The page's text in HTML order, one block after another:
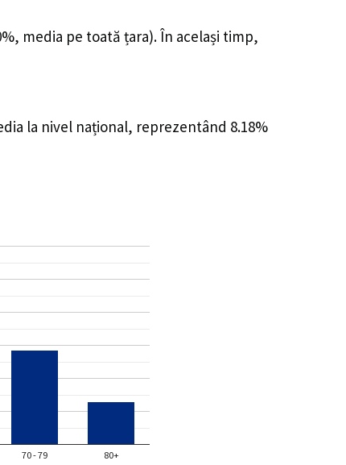
media pe toată țara). În același timp,
la nivel național, reprezentând 8.18%
70 - 79 80+